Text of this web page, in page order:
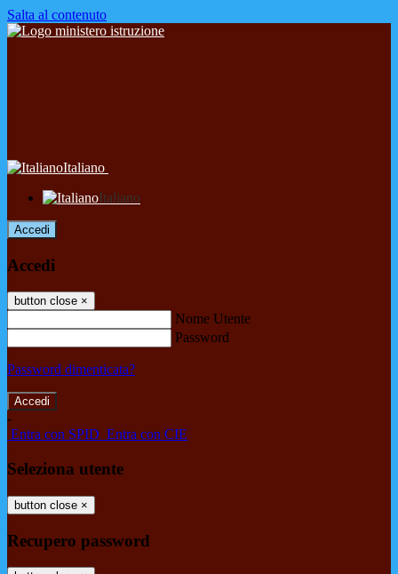
Salta al contenuto
Italiano
Italiano
Accedi
Accedi
button close ×
Nome Utente
Password
Password dimenticata?
-
Entra con SPID Entra con CIE
Seleziona utente
button close ×
Recupero password